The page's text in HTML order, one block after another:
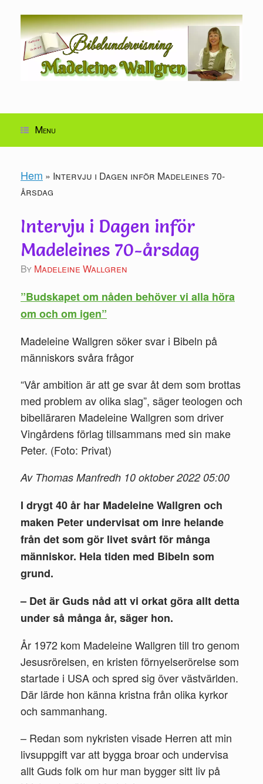
content
Menu
Hem » Intervju i Dagen inför Madeleines 70-
årsdag
Intervju i Dagen inför
Madeleines 70-årsdag
by Madeleine Wallgren
”Budskapet om nåden behöver vi alla höra
om och om igen”
Madeleine Wallgren söker svar i Bibeln på
människors svåra frågor
“Vår ambition är att ge svar åt dem som brottas
med problem av olika slag”, säger teologen och
bibelläraren Madeleine Wallgren som driver
Vingårdens förlag tillsammans med sin make
Peter. (Foto: Privat)
Av Thomas Manfredh 10 oktober 2022 05:00
I drygt 40 år har Madeleine Wallgren och
maken Peter undervisat om inre helande
från det som gör livet svårt för många
människor. Hela tiden med Bibeln som
grund.
– Det är Guds nåd att vi orkat göra allt detta
under så många år, säger hon.
År 1972 kom Madeleine Wallgren till tro genom
Jesusrörelsen, en kristen förnyelserörelse som
startade i USA och spred sig över västvärlden.
Där lärde hon känna kristna från olika kyrkor
och sammanhang.
– Redan som nykristen visade Herren att min
livsuppgift var att bygga broar och undervisa
allt Guds folk om hur man bygger sitt liv på